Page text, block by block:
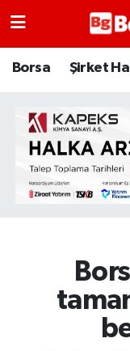
Borsa Şirket
Borsa
Emtia
Galeri
Şirket